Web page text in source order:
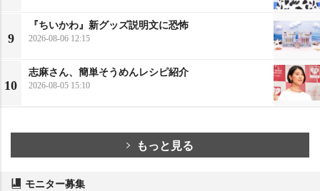
9
『ちいかわ』新グッズ説明文に恐怖
2026-08-06 12:15
10
志麻さん、簡単そうめんレシピ紹介
2026-08-05 15:10
もっと見る
モニター募集